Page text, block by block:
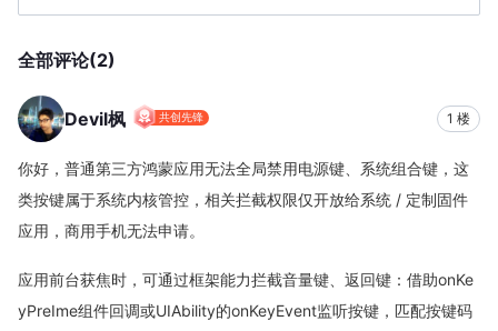
全部评论(2)
Devil枫 共创先锋 1 楼
你好，普通第三方鸿蒙应用无法全局禁用电源键、系统组合键，这
类按键属于系统内核管控，相关拦截权限仅开放给系统 / 定制固件
应用，商用手机无法申请。
应用前台获焦时，可通过框架能力拦截音量键、返回键：借助onKe
yPreIme组件回调或UIAbility的onKeyEvent监听按键，匹配按键码